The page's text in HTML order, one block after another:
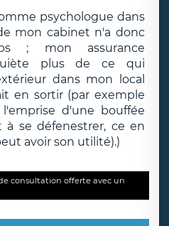
psychologue dans
mon cabinet n'a donc
; mon assurance
plus de ce qui
dans mon local
en sortir (par exemple
d'une bouffée
se défenestrer, ce en
avoir son utilité).)
consultation offerte avec un